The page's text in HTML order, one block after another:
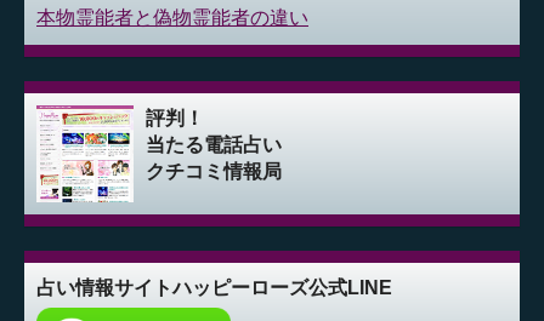
本物霊能者と偽物霊能者の違い
評判！
当たる電話占い
クチコミ情報局
占い情報サイトハッピーローズ公式LINE